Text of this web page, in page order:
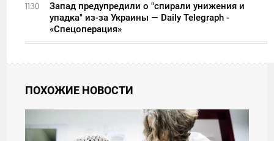
11:30
Запад предупредили о "спирали унижения и
упадка" из-за Украины — Daily Telegraph -
«Спецоперация»
ПОХОЖИЕ НОВОСТИ